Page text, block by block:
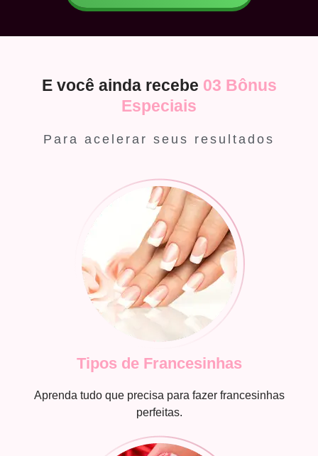
E você ainda recebe 03 Bônus
Especiais
Para acelerar seus resultados
Tipos de Francesinhas
Aprenda tudo que precisa para fazer francesinhas
perfeitas.